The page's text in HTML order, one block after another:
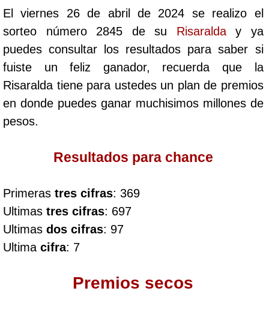
Cafeterito Noche
Caribeña Día
Caribeña Noche
Chontico Día
Chontico Noche
Culona día
Culona noche
El viernes 26 de abril de 2024 se realizo el
sorteo número 2845 de su Risaralday ya
puedes consultar los resultados para saber si
fuiste un feliz ganador, recuerda que la
Risaralda tiene para ustedes un plan de premios
en donde puedes ganar muchisimos millones de
pesos.
Resultados para chance
Primeras tres cifras: 369
Ultimas tres cifras: 697
Ultimas dos cifras: 97
Ultima cifra: 7
Premios secos